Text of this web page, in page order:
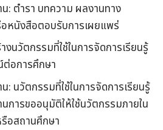
: ตำรา บทความ ผลงานทาง
หนังสือตอบรับการเผยแพร่
นวัตกรรมที่ใช้ในการจัดการเรียนรู้
ต่อการศึกษา
: นวัตกรรมที่ใช้ในการจัดการเรียนรู้
การขออนุมัติให้ใช้นวัตกรรมภายใน
อสถานศึกษา